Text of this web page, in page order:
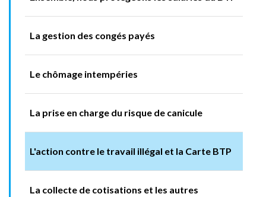
La gestion des congés payés
Le chômage intempéries
La prise en charge du risque de canicule
L'action contre le travail illégal et la Carte BTP
La collecte de cotisations et les autres